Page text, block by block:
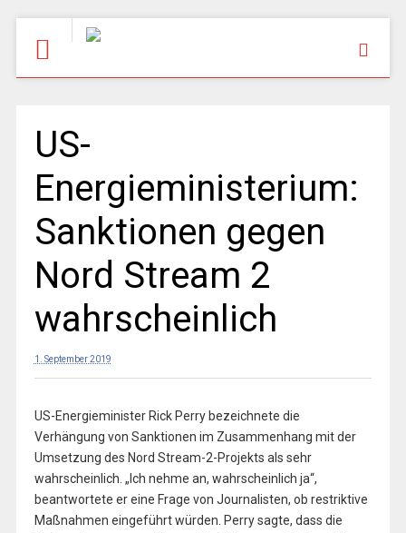
US-
Energieministerium:
Sanktionen gegen
Nord Stream 2
wahrscheinlich
1. September 2019
US-Energieminister Rick Perry bezeichnete die
Verhängung von Sanktionen im Zusammenhang mit der
Umsetzung des Nord Stream-2-Projekts als sehr
wahrscheinlich. „Ich nehme an, wahrscheinlich ja“,
beantwortete er eine Frage von Journalisten, ob restriktive
Maßnahmen eingeführt würden. Perry sagte, dass die